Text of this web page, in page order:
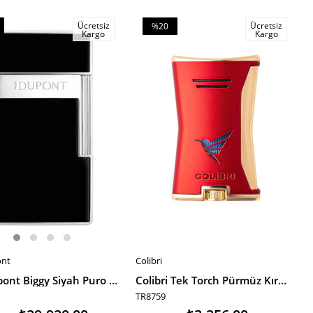
EKLE
Ücretsiz
Kargo
S.T. Dupont Biggy Siyah Puro Çakmağı 25221
SEPETE EKLE
%20
%20İndirim
Ücretsiz
Kargo
Colibri
Colibri Tek Torch Pürmüz Kırmızı Slim Puro Çakmağı TR8759
TR8759